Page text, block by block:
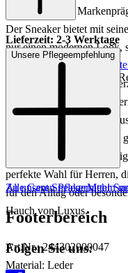
und die dezente
Der Sneaker bietet mit
nur einen modernen Look,
Der CUZMO Sneaker
Materialien: Das
während das Innenfutter
ein angenehmes
bietet hervorragende
perfekte Wahl für Herren,
für den Alltag oder
Hauch von Luxus.
Art.Nr.: 244302000047
Material: Leder
Lieferzeit: 2-3 Werktage
Keine Versandkosten:
Einfache und Kostenlose
Unsere Pflegeempfehlung
Zu unseren Pflegemitteln
Alle Gant SneakerMehr
Footerbereich
Folgen Sie uns: